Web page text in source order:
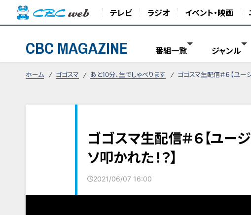
テレビ ラジオ イベント・映画
CBC MAGAZINE 番組一覧 ジャンル
ホーム ゴゴスマ あと10分、生でしゃべります ゴゴスマ生配信＃６【ユー
ゴゴスマ生配信＃６【ユー
ソ叩かれた！？】
2021/06/07 16:00